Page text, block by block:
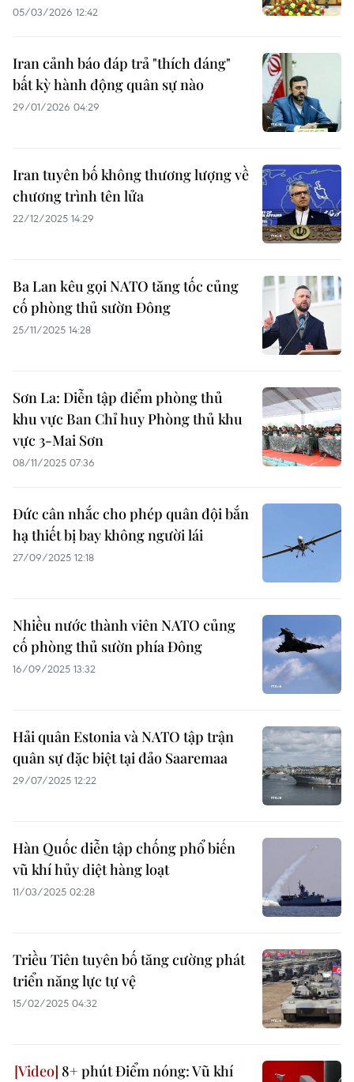
05/03/2026 12:42
Iran cảnh báo đáp trả "thích đáng"
bất kỳ hành động quân sự nào
29/01/2026 04:29
Iran tuyên bố không thương lượng về
chương trình tên lửa
22/12/2025 14:29
Ba Lan kêu gọi NATO tăng tốc củng
cố phòng thủ sườn Đông
25/11/2025 14:28
Sơn La: Diễn tập điểm phòng thủ
khu vực Ban Chỉ huy Phòng thủ khu
vực 3-Mai Sơn
08/11/2025 07:36
Đức cân nhắc cho phép quân đội bắn
hạ thiết bị bay không người lái
27/09/2025 12:18
Nhiều nước thành viên NATO củng
cố phòng thủ sườn phía Đông
16/09/2025 13:32
Hải quân Estonia và NATO tập trận
quân sự đặc biệt tại đảo Saaremaa
29/07/2025 12:22
Hàn Quốc diễn tập chống phổ biến
vũ khí hủy diệt hàng loạt
11/03/2025 02:28
Triều Tiên tuyên bố tăng cường phát
triển năng lực tự vệ
15/02/2025 04:32
8+ phút Điểm nóng: Vũ khí